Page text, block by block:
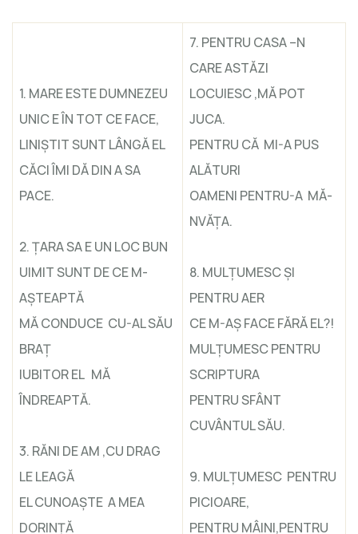
1. MARE ESTE DUMNEZEU
UNIC E ÎN TOT CE FACE,
LINIŞTIT SUNT LÂNGĂ EL
CĂCI ÎMI DĂ DIN A SA
PACE.
2. ŢARA SA E UN LOC BUN
UIMIT SUNT DE CE M-
AŞTEAPTĂ
MĂ CONDUCE CU-AL SĂU
BRAŢ
IUBITOR EL MĂ
ÎNDREAPTĂ.
3. RĂNI DE AM ,CU DRAG
LE LEAGĂ
EL CUNOAŞTE A MEA
DORINŢĂ
7. PENTRU CASA –N
CARE ASTĂZI
LOCUIESC ,MĂ POT
JUCA.
PENTRU CĂ MI-A PUS
ALĂTURI
OAMENI PENTRU-A MĂ-
NVĂŢA.
8. MULŢUMESC ŞI
PENTRU AER
CE M-AŞ FACE FĂRĂ EL?!
MULŢUMESC PENTRU
SCRIPTURA
PENTRU SFÂNT
CUVÂNTUL SĂU.
9. MULŢUMESC PENTRU
PICIOARE,
PENTRU MÂINI,PENTRU